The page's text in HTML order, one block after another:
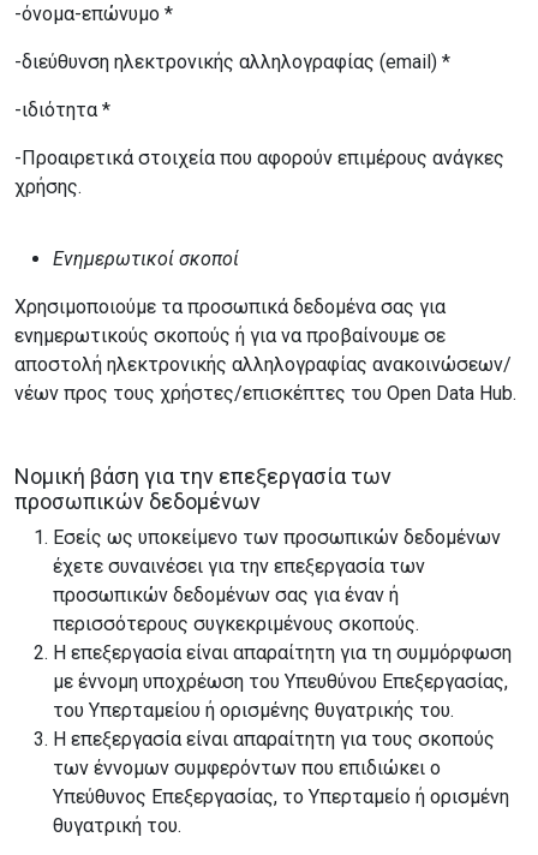
-όνομα-επώνυμο *
-διεύθυνση ηλεκτρονικής αλληλογραφίας (email) *
-ιδιότητα *
-Προαιρετικά στοιχεία που αφορούν επιμέρους ανάγκες
χρήσης.
Ενημερωτικοί σκοποί
Χρησιμοποιούμε τα προσωπικά δεδομένα σας για
ενημερωτικούς σκοπούς ή για να προβαίνουμε σε
αποστολή ηλεκτρονικής αλληλογραφίας ανακοινώσεων/
νέων προς τους χρήστες/επισκέπτες του Open Data Hub.
Νομική βάση για την επεξεργασία των
προσωπικών δεδομένων
Εσείς ως υποκείμενο των προσωπικών δεδομένων
έχετε συναινέσει για την επεξεργασία των
προσωπικών δεδομένων σας για έναν ή
περισσότερους συγκεκριμένους σκοπούς.
Η επεξεργασία είναι απαραίτητη για τη συμμόρφωση
με έννομη υποχρέωση του Υπευθύνου Επεξεργασίας,
του Υπερταμείου ή ορισμένης θυγατρικής του.
Η επεξεργασία είναι απαραίτητη για τους σκοπούς
των έννομων συμφερόντων που επιδιώκει ο
Υπεύθυνος Επεξεργασίας, το Υπερταμείο ή ορισμένη
θυγατρική του.